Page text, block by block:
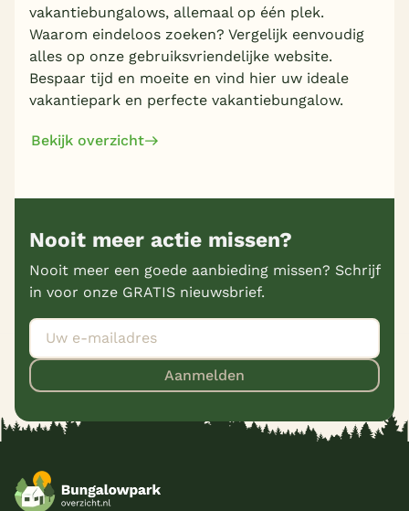
vakantiebungalows, allemaal op één plek.
Waarom eindeloos zoeken? Vergelijk eenvoudig
alles op onze gebruiksvriendelijke website.
Bespaar tijd en moeite en vind hier uw ideale
vakantiepark en perfecte vakantiebungalow.
Bekijk overzicht
Nooit meer actie missen?
Nooit meer een goede aanbieding missen? Schrijf
in voor onze GRATIS nieuwsbrief.
Aanmelden